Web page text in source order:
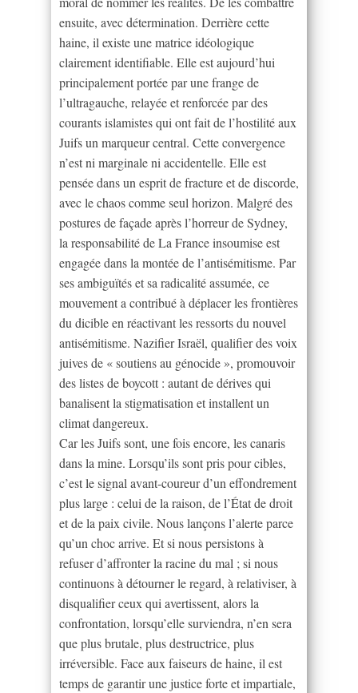
ensuite, avec détermination. Derrière cette
haine, il existe une matrice idéologique
clairement identifiable. Elle est aujourd’hui
principalement portée par une frange de
l’ultragauche, relayée et renforcée par des
courants islamistes qui ont fait de l’hostilité aux
Juifs un marqueur central. Cette convergence
n’est ni marginale ni accidentelle. Elle est
pensée dans un esprit de fracture et de discorde,
avec le chaos comme seul horizon. Malgré des
postures de façade après l’horreur de Sydney,
la responsabilité de La France insoumise est
engagée dans la montée de l’antisémitisme. Par
ses ambiguïtés et sa radicalité assumée, ce
mouvement a contribué à déplacer les frontières
du dicible en réactivant les ressorts du nouvel
antisémitisme. Nazifier Israël, qualifier des voix
juives de « soutiens au génocide », promouvoir
des listes de boycott : autant de dérives qui
banalisent la stigmatisation et installent un
climat dangereux.
Car les Juifs sont, une fois encore, les canaris
dans la mine. Lorsqu’ils sont pris pour cibles,
c’est le signal avant-coureur d’un effondrement
plus large : celui de la raison, de l’État de droit
et de la paix civile. Nous lançons l’alerte parce
qu’un choc arrive. Et si nous persistons à
refuser d’affronter la racine du mal ; si nous
continuons à détourner le regard, à relativiser, à
disqualifier ceux qui avertissent, alors la
confrontation, lorsqu’elle surviendra, n’en sera
que plus brutale, plus destructrice, plus
irréversible. Face aux faiseurs de haine, il est
temps de garantir une justice forte et impartiale,